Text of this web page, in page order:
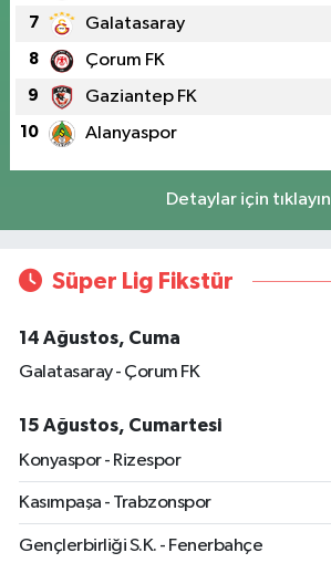
7 Galatasaray
8 Çorum FK
9 Gaziantep FK
10 Alanyaspor
Detaylar için tıklayın
Süper Lig Fikstür
14 Ağustos, Cuma
Galatasaray - Çorum FK
15 Ağustos, Cumartesi
Konyaspor - Rizespor
Kasımpaşa - Trabzonspor
Gençlerbirliği S.K. - Fenerbahçe